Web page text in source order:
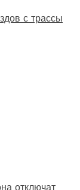
с трассы
отключат